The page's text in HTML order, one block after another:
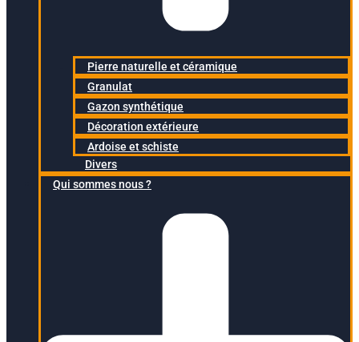
Pierre naturelle et céramique
Granulat
Gazon synthétique
Décoration extérieure
Ardoise et schiste
Divers
Qui sommes nous ?